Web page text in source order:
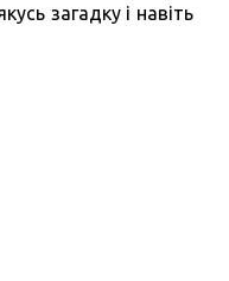
загадку і навіть